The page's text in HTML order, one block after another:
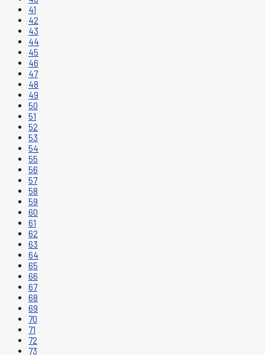
41
42
43
44
45
46
47
48
49
50
51
52
53
54
55
56
57
58
59
60
61
62
63
64
65
66
67
68
69
70
71
72
73